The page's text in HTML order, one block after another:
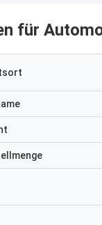
für